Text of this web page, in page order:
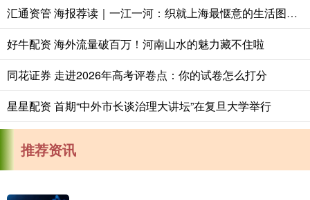
汇通资管 海报荐读｜一江一河：织就上海最惬意的生活图景；超2万亿元！上海三大先导产业交出倍增答卷
好牛配资 海外流量破百万！河南山水的魅力藏不住啦
同花证券 走进2026年高考评卷点：你的试卷怎么打分
星星配资 首期“中外市长谈治理大讲坛”在复旦大学举行
推荐资讯